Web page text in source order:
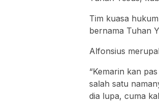
Tim kuasa
bernama Tuhan
Alfonsius
“Kemarin kan
salah satu
dia lupa, cuma